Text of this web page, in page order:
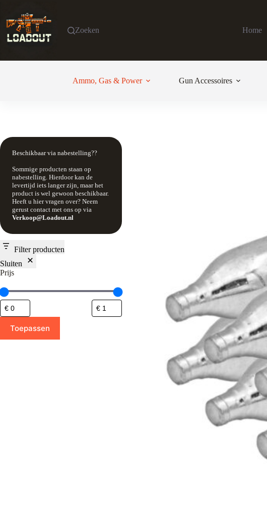
de
inhoud
Zoeken Home
Ammo, Gas & Power Gun Accessoires
Beschikbaar via nabestelling??
Sommige producten staan op
nabestelling. Hierdoor kan de
levertijd iets langer zijn, maar het
product is wel gewoon beschikbaar.
Heeft u hier vragen over? Neem
gerust contact met ons op via
Verkoop@Loadout.nl
Filter producten
Sluiten
Prijs
Toepassen